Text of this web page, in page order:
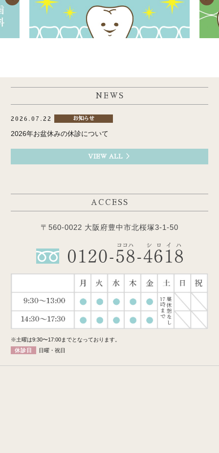
NEWS
2026.07.22 お知らせ
2026年お盆休みの休診について
VIEW ALL ＞
ACCESS
〒560-0022 大阪府豊中市北桜塚3-1-50
※土曜は9:30〜17:00までとなっております。
休診日
日曜・祝日